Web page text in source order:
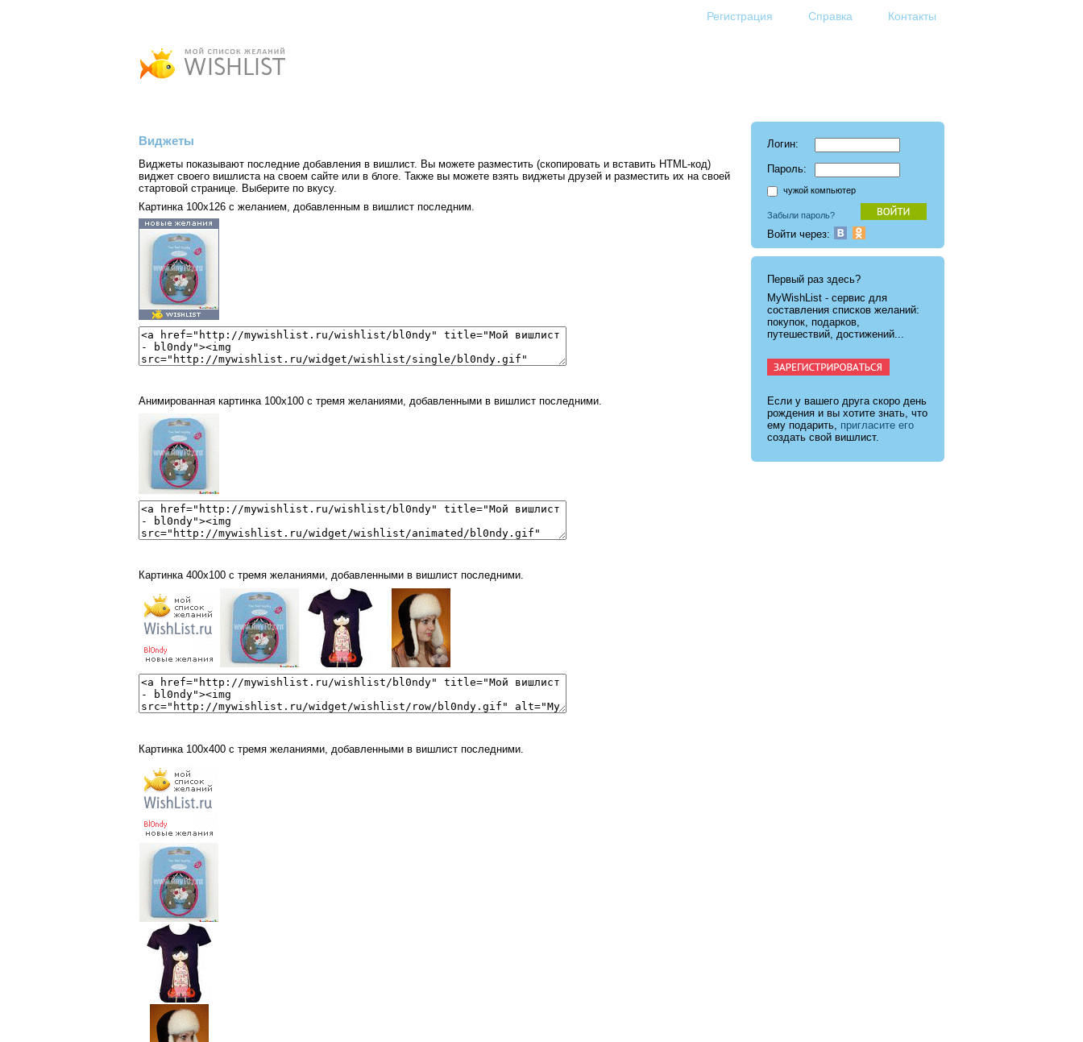
Регистрация Справка Контакты
Виджеты
Виджеты показывают последние добавления в вишлист. Вы можете разместить (скопировать и вставить HTML-код)
виджет своего вишлиста на своем сайте или в блоге. Также вы можете взять виджеты друзей и разместить их на своей
стартовой странице. Выберите по вкусу.
Картинка 100x126 с желанием, добавленным в вишлист последним.
Анимированная картинка 100x100 с тремя желаниями, добавленными в вишлист последними.
Картинка 400x100 с тремя желаниями, добавленными в вишлист последними.
Картинка 100x400 с тремя желаниями, добавленными в вишлист последними.
Логин:
Пароль:
чужой компьютер
Забыли пароль?
Войти через:
Первый раз здесь?
MyWishList - cервис для
составления списков желаний:
покупок, подарков,
путешествий, достижений...
Если у вашего друга скоро день
рождения и вы хотите знать, что
ему подарить, пригласите его
создать свой вишлист.